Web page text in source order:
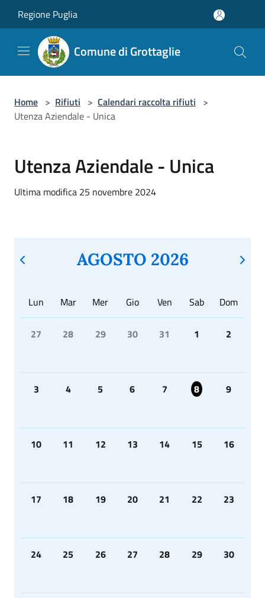
Regione Puglia
Comune di Grottaglie
Home > Rifiuti > Calendari raccolta rifiuti >
Utenza Aziendale - Unica
Utenza Aziendale - Unica
Ultima modifica 25 novembre 2024
AGOSTO 2026
Lun Mar Mer Gio Ven Sab Dom
27 28 29 30 31 1 2
3 4 5 6 7 8 9
10 11 12 13 14 15 16
17 18 19 20 21 22 23
24 25 26 27 28 29 30